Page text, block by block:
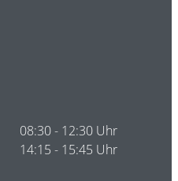
08:30 - 12:30 Uhr
14:15 - 15:45 Uhr